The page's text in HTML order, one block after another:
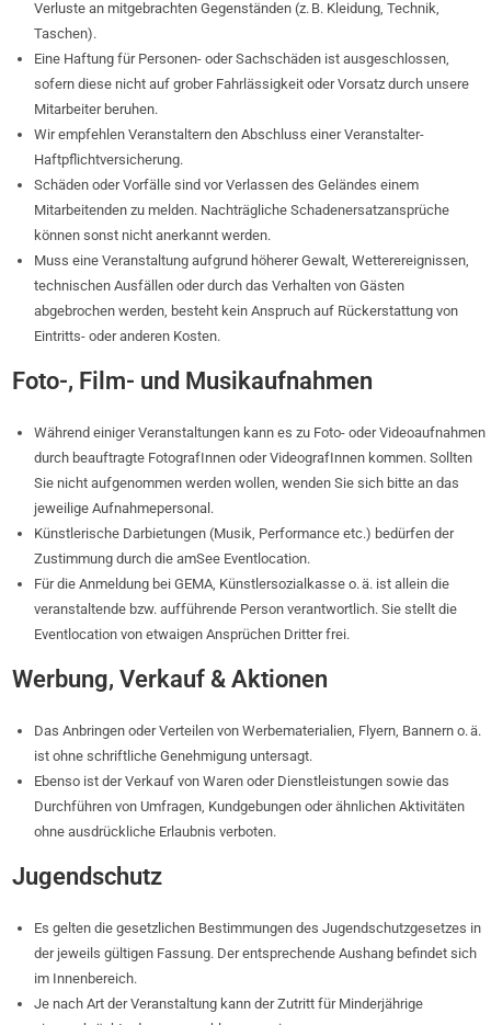
Verluste an mitgebrachten Gegenständen (z. B. Kleidung, Technik,
Taschen).
Eine Haftung für Personen- oder Sachschäden ist ausgeschlossen,
sofern diese nicht auf grober Fahrlässigkeit oder Vorsatz durch unsere
Mitarbeiter beruhen.
Wir empfehlen Veranstaltern den Abschluss einer Veranstalter-
Haftpflichtversicherung.
Schäden oder Vorfälle sind vor Verlassen des Geländes einem
Mitarbeitenden zu melden. Nachträgliche Schadenersatzansprüche
können sonst nicht anerkannt werden.
Muss eine Veranstaltung aufgrund höherer Gewalt, Wetterereignissen,
technischen Ausfällen oder durch das Verhalten von Gästen
abgebrochen werden, besteht kein Anspruch auf Rückerstattung von
Eintritts- oder anderen Kosten.
Foto-, Film- und Musikaufnahmen
Während einiger Veranstaltungen kann es zu Foto- oder Videoaufnahmen
durch beauftragte FotografInnen oder VideografInnen kommen. Sollten
Sie nicht aufgenommen werden wollen, wenden Sie sich bitte an das
jeweilige Aufnahmepersonal.
Künstlerische Darbietungen (Musik, Performance etc.) bedürfen der
Zustimmung durch die amSee Eventlocation.
Für die Anmeldung bei GEMA, Künstlersozialkasse o. ä. ist allein die
veranstaltende bzw. aufführende Person verantwortlich. Sie stellt die
Eventlocation von etwaigen Ansprüchen Dritter frei.
Werbung, Verkauf & Aktionen
Das Anbringen oder Verteilen von Werbematerialien, Flyern, Bannern o. ä.
ist ohne schriftliche Genehmigung untersagt.
Ebenso ist der Verkauf von Waren oder Dienstleistungen sowie das
Durchführen von Umfragen, Kundgebungen oder ähnlichen Aktivitäten
ohne ausdrückliche Erlaubnis verboten.
Jugendschutz
Es gelten die gesetzlichen Bestimmungen des Jugendschutzgesetzes in
der jeweils gültigen Fassung. Der entsprechende Aushang befindet sich
im Innenbereich.
Je nach Art der Veranstaltung kann der Zutritt für Minderjährige